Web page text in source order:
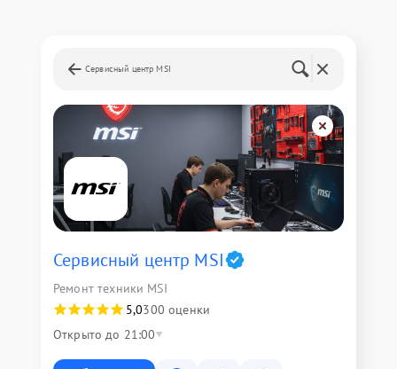
Сервисный центр MSI
Сервисный центр MSI
Ремонт техники MSI
5,0300 оценки
Открыто до 21:00